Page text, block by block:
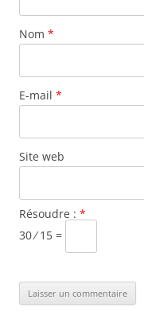
Nom *
E-mail *
Site web
Résoudre : *
30 ⁄ 15 =